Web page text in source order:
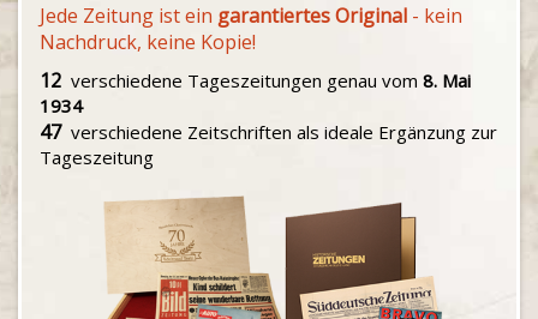
Jede Zeitung ist ein garantiertes Original - kein
Nachdruck, keine Kopie!
12 verschiedene Tageszeitungen genau vom 8. Mai
1934
47verschiedene Zeitschriften als ideale Ergänzung zur
Tageszeitung